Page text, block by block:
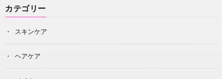
カテゴリー
スキンケア
ヘアケア